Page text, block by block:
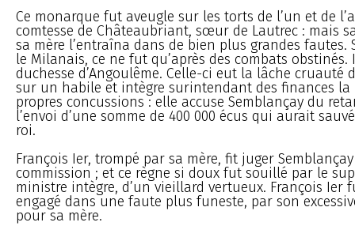
Ce monarque fut aveugle sur les torts de l’un et de
comtesse de Châteaubriant, sœur de Lautrec : mais
sa mère l’entraîna dans de bien plus grandes fautes.
le Milanais, ce ne fut qu’après des combats obstinés.
duchesse d’Angoulême. Celle-ci eut la lâche cruauté
sur un habile et intègre surintendant des finances la
propres concussions : elle accuse Semblançay du
l’envoi d’une somme de 400 000 écus qui aurait
roi.
François Ier, trompé par sa mère, fit juger
commission ; et ce règne si doux fut souillé par le
ministre intègre, d’un vieillard vertueux. François Ier
engagé dans une faute plus funeste, par son
pour sa mère.